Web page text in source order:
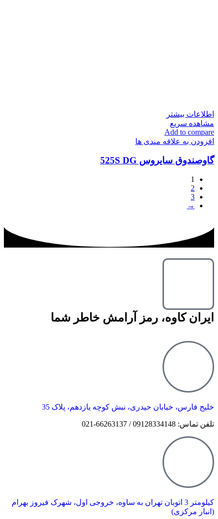
اطلاعات بیشتر
مشاهده سریع
Add to compare
افزودن به علاقه مندی ها
گاوصندوق سایروس 525S DG
1
2
3
→
ایران کاوه، رمز آرامش خاطر شما
خلیج فارس، خیابان حیدری، نبش کوچه یازدهم، پلاک 35
تلفن تماس: 09128334148 / 66263137-021
کیلومتر 3 اتوبان تهران به ساوه، خروجی اول، شهرک فیروز بهرام
(انبار مرکزی)